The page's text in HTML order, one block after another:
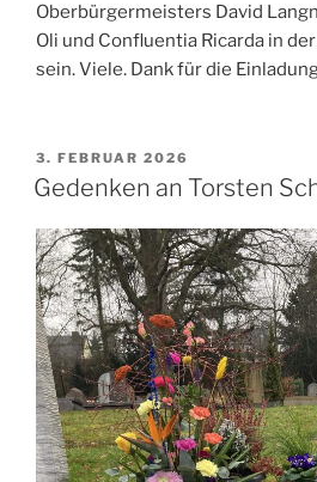
Oberbürgermeisters David
Oli und Confluentia Ricarda in
sein. Viele. Dank für die
VERÖFFENTLICHT
AM
3. FEBRUAR 2026
Gedenken an Torsten